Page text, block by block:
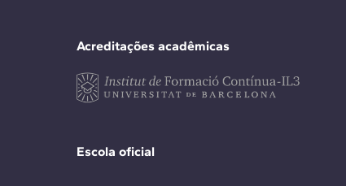
Acreditações acadêmicas
Escola oficial